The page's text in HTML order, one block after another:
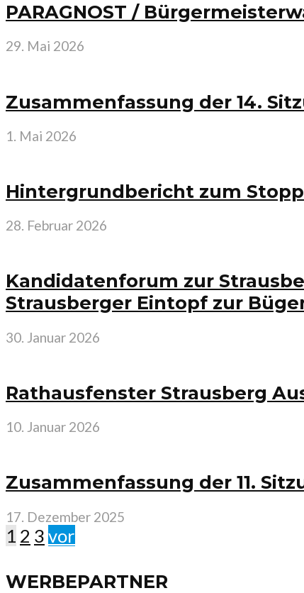
PARAGNOST /
29. Mai 2026
Zusammenfassung der 14.
1. Mai 2026
Hintergrundbericht zum
28. Februar 2026
Kandidatenforum zur
Strausberger Eintopf zur
30. Januar 2026
Rathausfenster Strausberg
10. Januar 2026
Zusammenfassung der 11.
17. Dezember 2025
1 2 3 vor
WERBEPARTNER